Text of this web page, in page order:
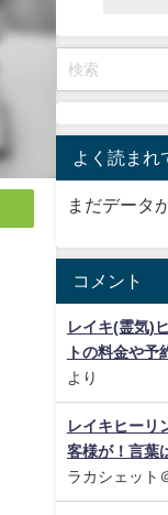
よく読まれ
まだデータ
コメント
レイキ(霊気)
トの料金や予
より
レイキヒーリ
客様が！言葉
ラカシェット